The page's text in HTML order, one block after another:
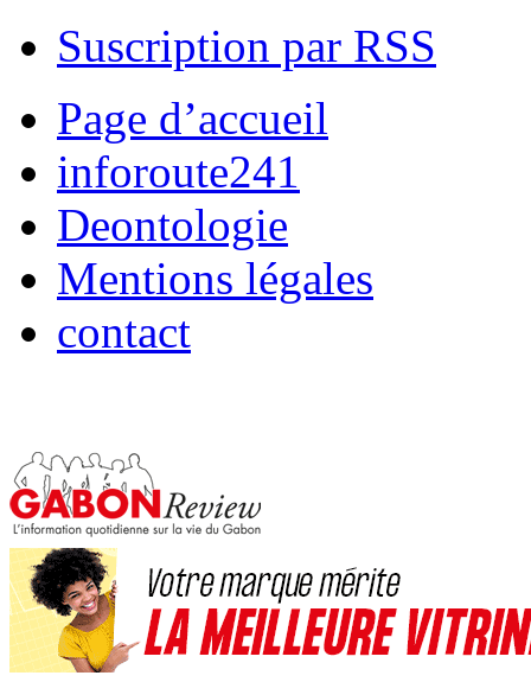
Suscription par RSS
Page d’accueil
inforoute241
Deontologie
Mentions légales
contact